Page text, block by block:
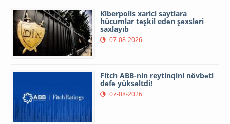
Kiberpolis xarici saytlara
hücumlar təşkil edən şəxsləri
saxlayıb
07-08-2026
Fitch ABB-nin reytinqini növbəti
dəfə yüksəltdi!
07-08-2026